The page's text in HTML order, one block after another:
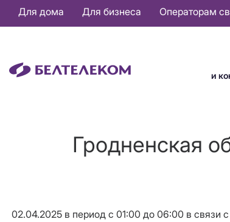
Основная
навигация
Для дома Для бизнеса Операторам
и
Гродненская
02.04.2025 в период с 01:00 до 06:00 в связи